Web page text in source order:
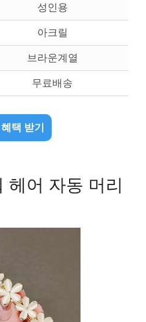
성인용
아크릴
브라운계열
무료배송
택 받기
헤어 자동 머리